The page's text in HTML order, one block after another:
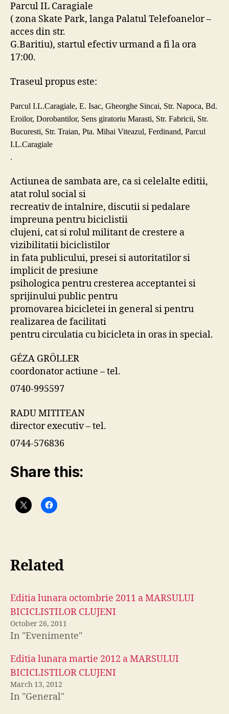
Parcul IL Caragiale
( zona Skate Park, langa Palatul Telefoanelor –
acces din str.
G.Baritiu), startul efectiv urmand a fi la ora
17:00.
Traseul propus este:
Parcul I.L.Caragiale, E. Isac, Gheorghe Sincai, Str. Napoca, Bd.
Eroilor, Dorobantilor, Sens giratoriu Marasti, Str. Fabricii, Str.
Bucuresti, Str. Traian, Pta. Mihai Viteazul, Ferdinand, Parcul
I.L.Caragiale
.
Actiunea de sambata are, ca si celelalte editii,
atat rolul social si
recreativ de intalnire, discutii si pedalare
impreuna pentru biciclistii
clujeni, cat si rolul militant de crestere a
vizibilitatiibiciclistilor
in fata publicului, presei si autoritatilor si
implicit de presiune
psihologica pentru cresterea acceptantei si
sprijinului public pentru
promovarea bicicletei in general si pentru
realizarea de facilitati
pentru circulatia cu bicicleta in oras in special.
GÉZA GRÖLLER
coordonator actiune – tel.
0740-995597
RADU MITITEAN
director executiv – tel.
0744-576836
Share this:
Related
Editia lunara octombrie 2011 a MARSULUI
BICICLISTILOR CLUJENI
October 26, 2011
In "Evenimente"
Editia lunara martie 2012 a MARSULUI
BICICLISTILOR CLUJENI
March 13, 2012
In "General"